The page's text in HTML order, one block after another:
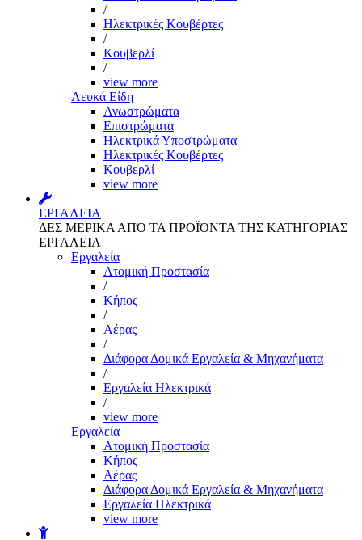
/
Ηλεκτρικές Κουβέρτες
/
Κουβερλί
/
view more
Λευκά Είδη
Ανωστρώματα
Επιστρώματα
Ηλεκτρικά Υποστρώματα
Ηλεκτρικές Κουβέρτες
Κουβερλί
view more
ΕΡΓΑΛΕΙΑ
ΔΕΣ ΜΕΡΙΚΑ ΑΠΌ ΤΑ ΠΡΟΪΌΝΤΑ ΤΗΣ ΚΑΤΗΓΟΡΙΑΣ
ΕΡΓΑΛΕΙΑ
Εργαλεία
Aτομική Προστασία
/
Kήπος
/
Αέρας
/
Διάφορα Δομικά Εργαλεία & Μηχανήματα
/
Εργαλεία Ηλεκτρικά
/
view more
Εργαλεία
Aτομική Προστασία
Kήπος
Αέρας
Διάφορα Δομικά Εργαλεία & Μηχανήματα
Εργαλεία Ηλεκτρικά
view more